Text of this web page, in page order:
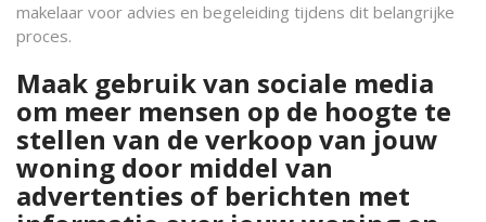
makelaar voor advies en begeleiding tijdens dit belangrijke
proces.
Maak gebruik van sociale media
om meer mensen op de hoogte te
stellen van de verkoop van jouw
woning door middel van
advertenties of berichten met